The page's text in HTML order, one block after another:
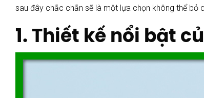
sau đây chắc chắn sẽ là một lựa chọn không thể bỏ
1. Thiết kế nổi bật